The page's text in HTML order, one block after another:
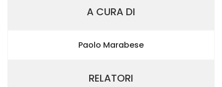
A CURA DI
Paolo Marabese
RELATORI